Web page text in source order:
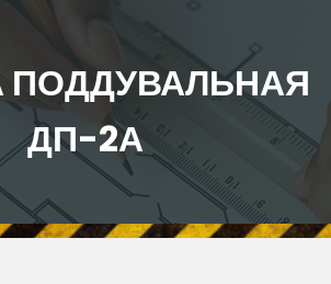
ПОДДУВАЛЬНАЯ
ДП-2А